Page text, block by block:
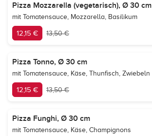
Pizza Mozzarella (vegetarisch), Ø 30 cm
mit Tomatensauce, Mozzarella, Basilikum
12,15 € 13,50 €
Pizza Tonno, Ø 30 cm
mit Tomatensauce, Käse, Thunfisch, Zwiebeln
12,15 € 13,50 €
Pizza Funghi, Ø 30 cm
mit Tomatensauce, Käse, Champignons